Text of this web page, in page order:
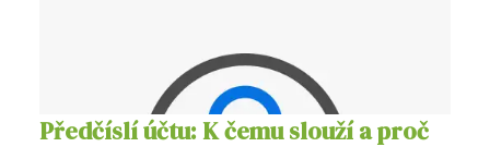
Předčíslí účtu: K čemu slouží a proč